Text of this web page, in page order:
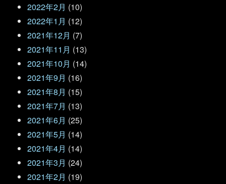
2022年2月 (10)
2022年1月 (12)
2021年12月 (7)
2021年11月 (13)
2021年10月 (14)
2021年9月 (16)
2021年8月 (15)
2021年7月 (13)
2021年6月 (25)
2021年5月 (14)
2021年4月 (14)
2021年3月 (24)
2021年2月 (19)